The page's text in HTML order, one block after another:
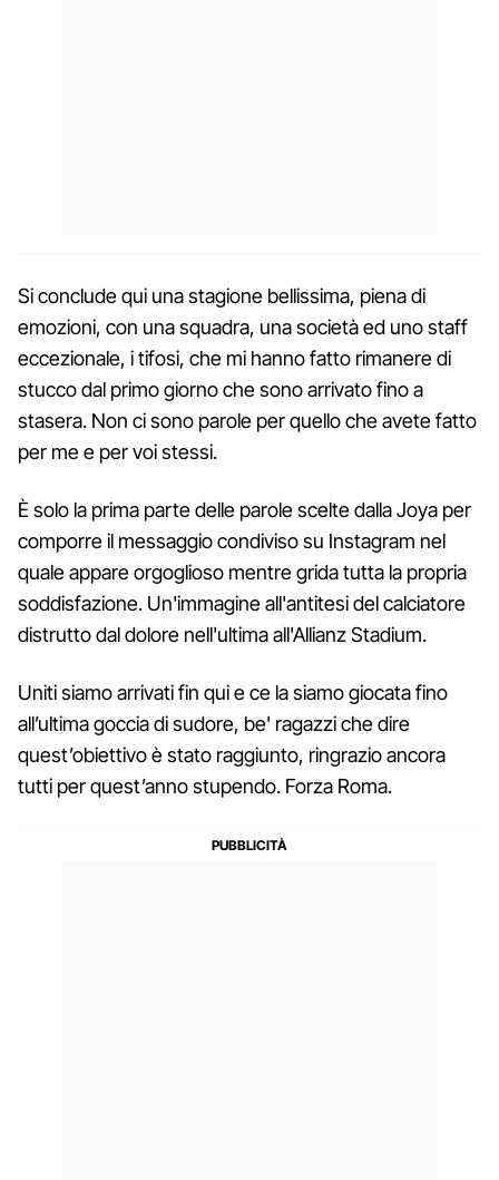
Si conclude qui una stagione bellissima, piena di
emozioni, con una squadra, una società ed uno staff
eccezionale, i tifosi, che mi hanno fatto rimanere di
stucco dal primo giorno che sono arrivato fino a
stasera. Non ci sono parole per quello che avete fatto
per me e per voi stessi.
È solo la prima parte delle parole scelte dalla Joya per
comporre il messaggio condiviso su Instagram nel
quale appare orgoglioso mentre grida tutta la propria
soddisfazione. Un'immagine all'antitesi del calciatore
distrutto dal dolore nell'ultima all'Allianz Stadium.
Uniti siamo arrivati fin qui e ce la siamo giocata fino
all’ultima goccia di sudore, be' ragazzi che dire
quest’obiettivo è stato raggiunto, ringrazio ancora
tutti per quest’anno stupendo. Forza Roma.